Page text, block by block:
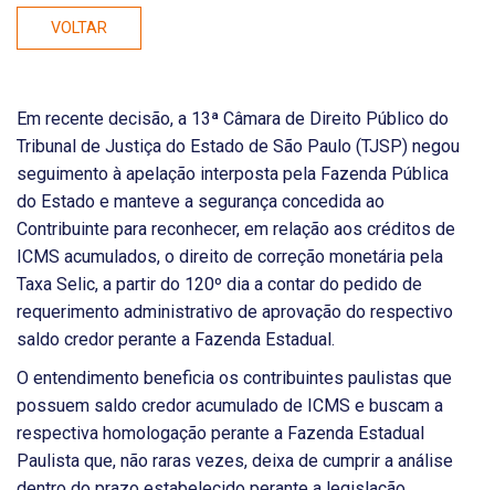
VOLTAR
Em recente decisão, a 13ª Câmara de Direito Público do
Tribunal de Justiça do Estado de São Paulo (TJSP) negou
seguimento à apelação interposta pela Fazenda Pública
do Estado e manteve a segurança concedida ao
Contribuinte para reconhecer, em relação aos créditos de
ICMS acumulados, o direito de correção monetária pela
Taxa Selic, a partir do 120º dia a contar do pedido de
requerimento administrativo de aprovação do respectivo
saldo credor perante a Fazenda Estadual.
O entendimento beneficia os contribuintes paulistas que
possuem saldo credor acumulado de ICMS e buscam a
respectiva homologação perante a Fazenda Estadual
Paulista que, não raras vezes, deixa de cumprir a análise